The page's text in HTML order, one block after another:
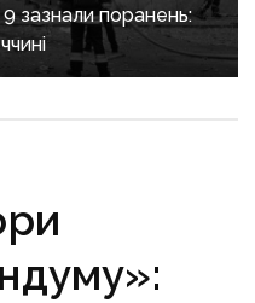
зазнали поранень: